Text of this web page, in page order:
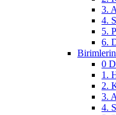
3.
4.
5.
6.
Birimlerin
0
1.
2.
3.
4.